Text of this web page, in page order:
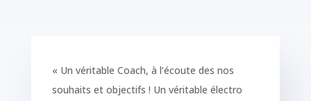
« Un véritable Coach, à l’écoute des nos
souhaits et objectifs ! Un véritable électro